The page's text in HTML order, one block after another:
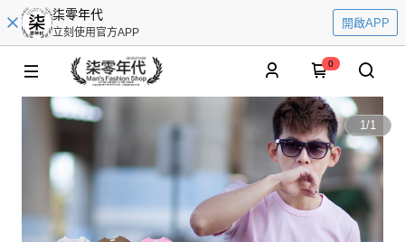
柒零年代
立刻使用官方APP
開啟APP
0
1/1